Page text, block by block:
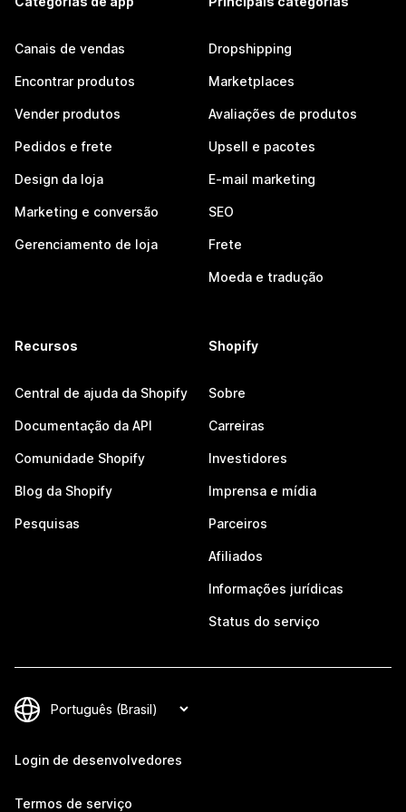
Canais de vendas
Encontrar produtos
Vender produtos
Pedidos e frete
Design da loja
Marketing e conversão
Gerenciamento de loja
Dropshipping
Marketplaces
Avaliações de produtos
Upsell e pacotes
E-mail marketing
SEO
Frete
Moeda e tradução
Recursos
Central de ajuda da Shopify
Documentação da API
Comunidade Shopify
Blog da Shopify
Pesquisas
Shopify
Sobre
Carreiras
Investidores
Imprensa e mídia
Parceiros
Afiliados
Informações jurídicas
Status do serviço
Login de desenvolvedores
Termos de serviço